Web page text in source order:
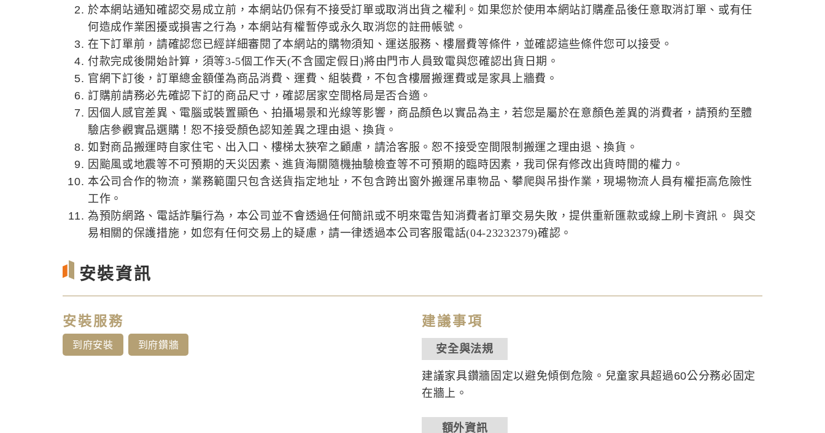
於本網站通知確認交易成立前，本網站仍保有不接受訂單或取消出貨之權利。如果您於使用本網站訂購產品後任意取消訂單、或有任
何造成作業困擾或損害之行為，本網站有權暫停或永久取消您的註冊帳號。
在下訂單前，請確認您已經詳細審閱了本網站的購物須知、運送服務、樓層費等條件，並確認這些條件您可以接受。
付款完成後開始計算，須等3-5個工作天(不含國定假日)將由門市人員致電與您確認出貨日期。
官網下訂後，訂單總金額僅為商品消費、運費、組裝費，不包含樓層搬運費或是家具上牆費。
訂購前請務必先確認下訂的商品尺寸，確認居家空間格局是否合適。
因個人感官差異、電腦或裝置顯色、拍攝場景和光線等影響，商品顏色以實品為主，若您是屬於在意顏色差異的消費者，請預約至體
驗店參觀實品選購！恕不接受顏色認知差異之理由退、換貨。
如對商品搬運時自家住宅、出入口、樓梯太狹窄之顧慮，請洽客服。恕不接受空間限制搬運之理由退、換貨。
因颱風或地震等不可預期的天災因素、進貨海關隨機抽驗檢查等不可預期的臨時因素，我司保有修改出貨時間的權力。
本公司合作的物流，業務範圍只包含送貨指定地址，不包含跨出窗外搬運吊車物品、攀爬與吊掛作業，現場物流人員有權拒高危險性
工作。
為預防網路、電話詐騙行為，本公司並不會透過任何簡訊或不明來電告知消費者訂單交易失敗，提供重新匯款或線上刷卡資訊。 與交
易相關的保護措施，如您有任何交易上的疑慮，請一律透過本公司客服電話(04-23232379)確認。
安裝資訊
安裝服務
到府安裝 到府鑽牆
建議事項
安全與法規
建議家具鑽牆固定以避免傾倒危險。兒童家具超過60公分務必固定
在牆上。
額外資訊